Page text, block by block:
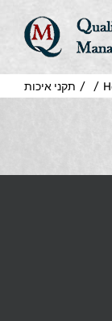
/
/ תקני איכות